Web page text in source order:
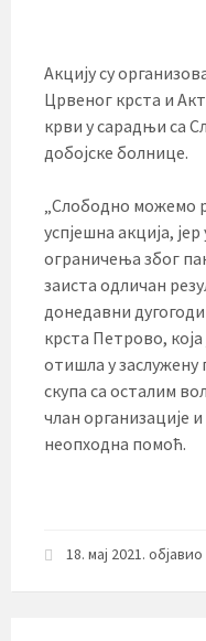
Акцију су
Црвеног крста и
крви у сарадњи са
добојске болнице.
„Слободно можемо
успјешна акција,
ограничења због
заиста одличан
донедавни
крста Петрово,
отишла у заслужену
скупа са осталим
члан организације и
неопходна помоћ.
18. мај 2021. објавио